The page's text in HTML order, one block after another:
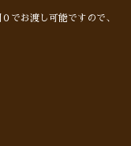
でお渡し可能ですので、